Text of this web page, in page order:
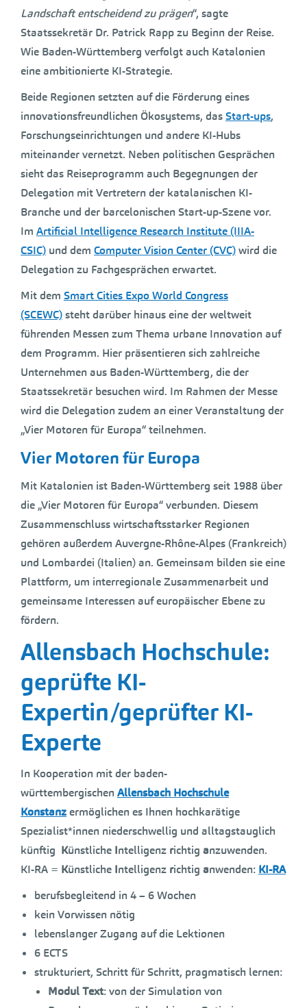
Landschaft entscheidend zu prägen“, sagte
Staatssekretär Dr. Patrick Rapp zu Beginn der Reise.
Wie Baden-Württemberg verfolgt auch Katalonien
eine ambitionierte KI-Strategie.
Beide Regionen setzten auf die Förderung eines
innovationsfreundlichen Ökosystems, dasStart-ups,
Forschungseinrichtungen und andere KI-Hubs
miteinander vernetzt. Neben politischen Gesprächen
sieht das Reiseprogramm auch Begegnungen der
Delegation mit Vertretern der katalanischen KI-
Branche und der barcelonischen Start-up-Szene vor.
Im Artificial Intelligence Research Institute (IIIA-
CSIC) und dem Computer Vision Center (CVC)wird die
Delegation zu Fachgesprächen erwartet.
Mit dem Smart Cities Expo World Congress
(SCEWC)steht darüber hinaus eine der weltweit
führenden Messen zum Thema urbane Innovation auf
dem Programm. Hier präsentieren sich zahlreiche
Unternehmen aus Baden-Württemberg, die der
Staatssekretär besuchen wird. Im Rahmen der Messe
wird die Delegation zudem an einer Veranstaltung der
„Vier Motoren für Europa“ teilnehmen.
Vier Motoren für Europa
Mit Katalonien ist Baden-Württemberg seit 1988 über
die „Vier Motoren für Europa“ verbunden. Diesem
Zusammenschluss wirtschaftsstarker Regionen
gehören außerdem Auvergne-Rhône-Alpes (Frankreich)
und Lombardei (Italien) an. Gemeinsam bilden sie eine
Plattform, um interregionale Zusammenarbeit und
gemeinsame Interessen auf europäischer Ebene zu
fördern.
Allensbach Hochschule:
geprüfte KI-
Expertin/geprüfter KI-
Experte
In Kooperation mit der baden-
württembergischen Allensbach Hochschule
Konstanzermöglichen es Ihnen hochkarätige
Spezialist*innen niederschwellig und alltagstauglich
künftig Künstliche Intelligenz richtig anzuwenden.
KI-RA = Künstliche Intelligenz richtig anwenden: KI-RA
berufsbegleitend in 4 – 6 Wochen
kein Vorwissen nötig
lebenslanger Zugang auf die Lektionen
6 ECTS
strukturiert, Schritt für Schritt, pragmatisch lernen:
Modul Text: von der Simulation von